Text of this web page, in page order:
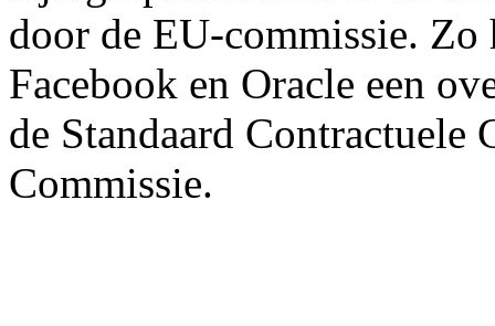
door de EU-commissie. Zo
Facebook en Oracle een
de Standaard Contractuele
Commissie.